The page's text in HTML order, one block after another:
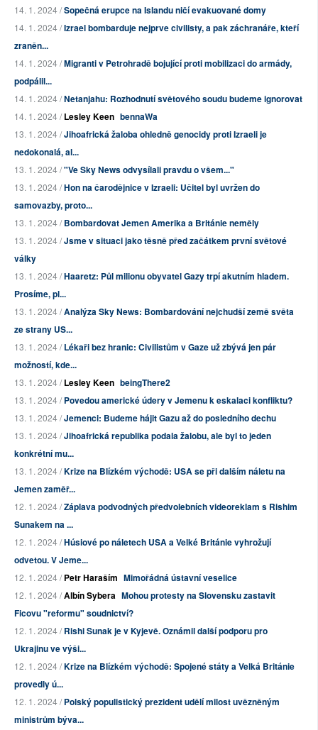
14. 1. 2024 /Sopečná erupce na Islandu ničí evakuované domy
14. 1. 2024 /Izrael bombarduje nejprve civilisty, a pak záchranáře, kteří
zraněn...
14. 1. 2024 /Migranti v Petrohradě bojující proti mobilizaci do armády,
podpálil...
14. 1. 2024 /Netanjahu: Rozhodnutí světového soudu budeme ignorovat
14. 1. 2024 /Lesley Keen bennaWa
13. 1. 2024 /Jihoafrická žaloba ohledně genocidy proti Izraeli je
nedokonalá, al...
13. 1. 2024 /"Ve Sky News odvysílali pravdu o všem..."
13. 1. 2024 /Hon na čarodějnice v Izraeli: Učitel byl uvržen do
samovazby, proto...
13. 1. 2024 /Bombardovat Jemen Amerika a Británie neměly
13. 1. 2024 /Jsme v situaci jako těsně před začátkem první světové
války
13. 1. 2024 /Haaretz: Půl milionu obyvatel Gazy trpí akutním hladem.
Prosíme, pl...
13. 1. 2024 /Analýza Sky News: Bombardování nejchudší země světa
ze strany US...
13. 1. 2024 /Lékaři bez hranic: Civilistům v Gaze už zbývá jen pár
možností, kde...
13. 1. 2024 /Lesley Keen beingThere2
13. 1. 2024 /Povedou americké údery v Jemenu k eskalaci konfliktu?
13. 1. 2024 /Jemenci: Budeme hájit Gazu až do posledního dechu
13. 1. 2024 /Jihoafrická republika podala žalobu, ale byl to jeden
konkrétní mu...
13. 1. 2024 /Krize na Blízkém východě: USA se při dalším náletu na
Jemen zaměř...
12. 1. 2024 /Záplava podvodných předvolebních videoreklam s Rishim
Sunakem na ...
12. 1. 2024 /Húsiové po náletech USA a Velké Británie vyhrožují
odvetou. V Jeme...
12. 1. 2024 /Petr Haraším Mimořádná ústavní veselice
12. 1. 2024 /Albín Sybera Mohou protesty na Slovensku zastavit
Ficovu "reformu" soudnictví?
12. 1. 2024 /Rishi Sunak je v Kyjevě. Oznámil další podporu pro
Ukrajinu ve výši...
12. 1. 2024 /Krize na Blízkém východě: Spojené státy a Velká Británie
provedly ú...
12. 1. 2024 /Polský populistický prezident udělí milost uvězněným
ministrům býva...